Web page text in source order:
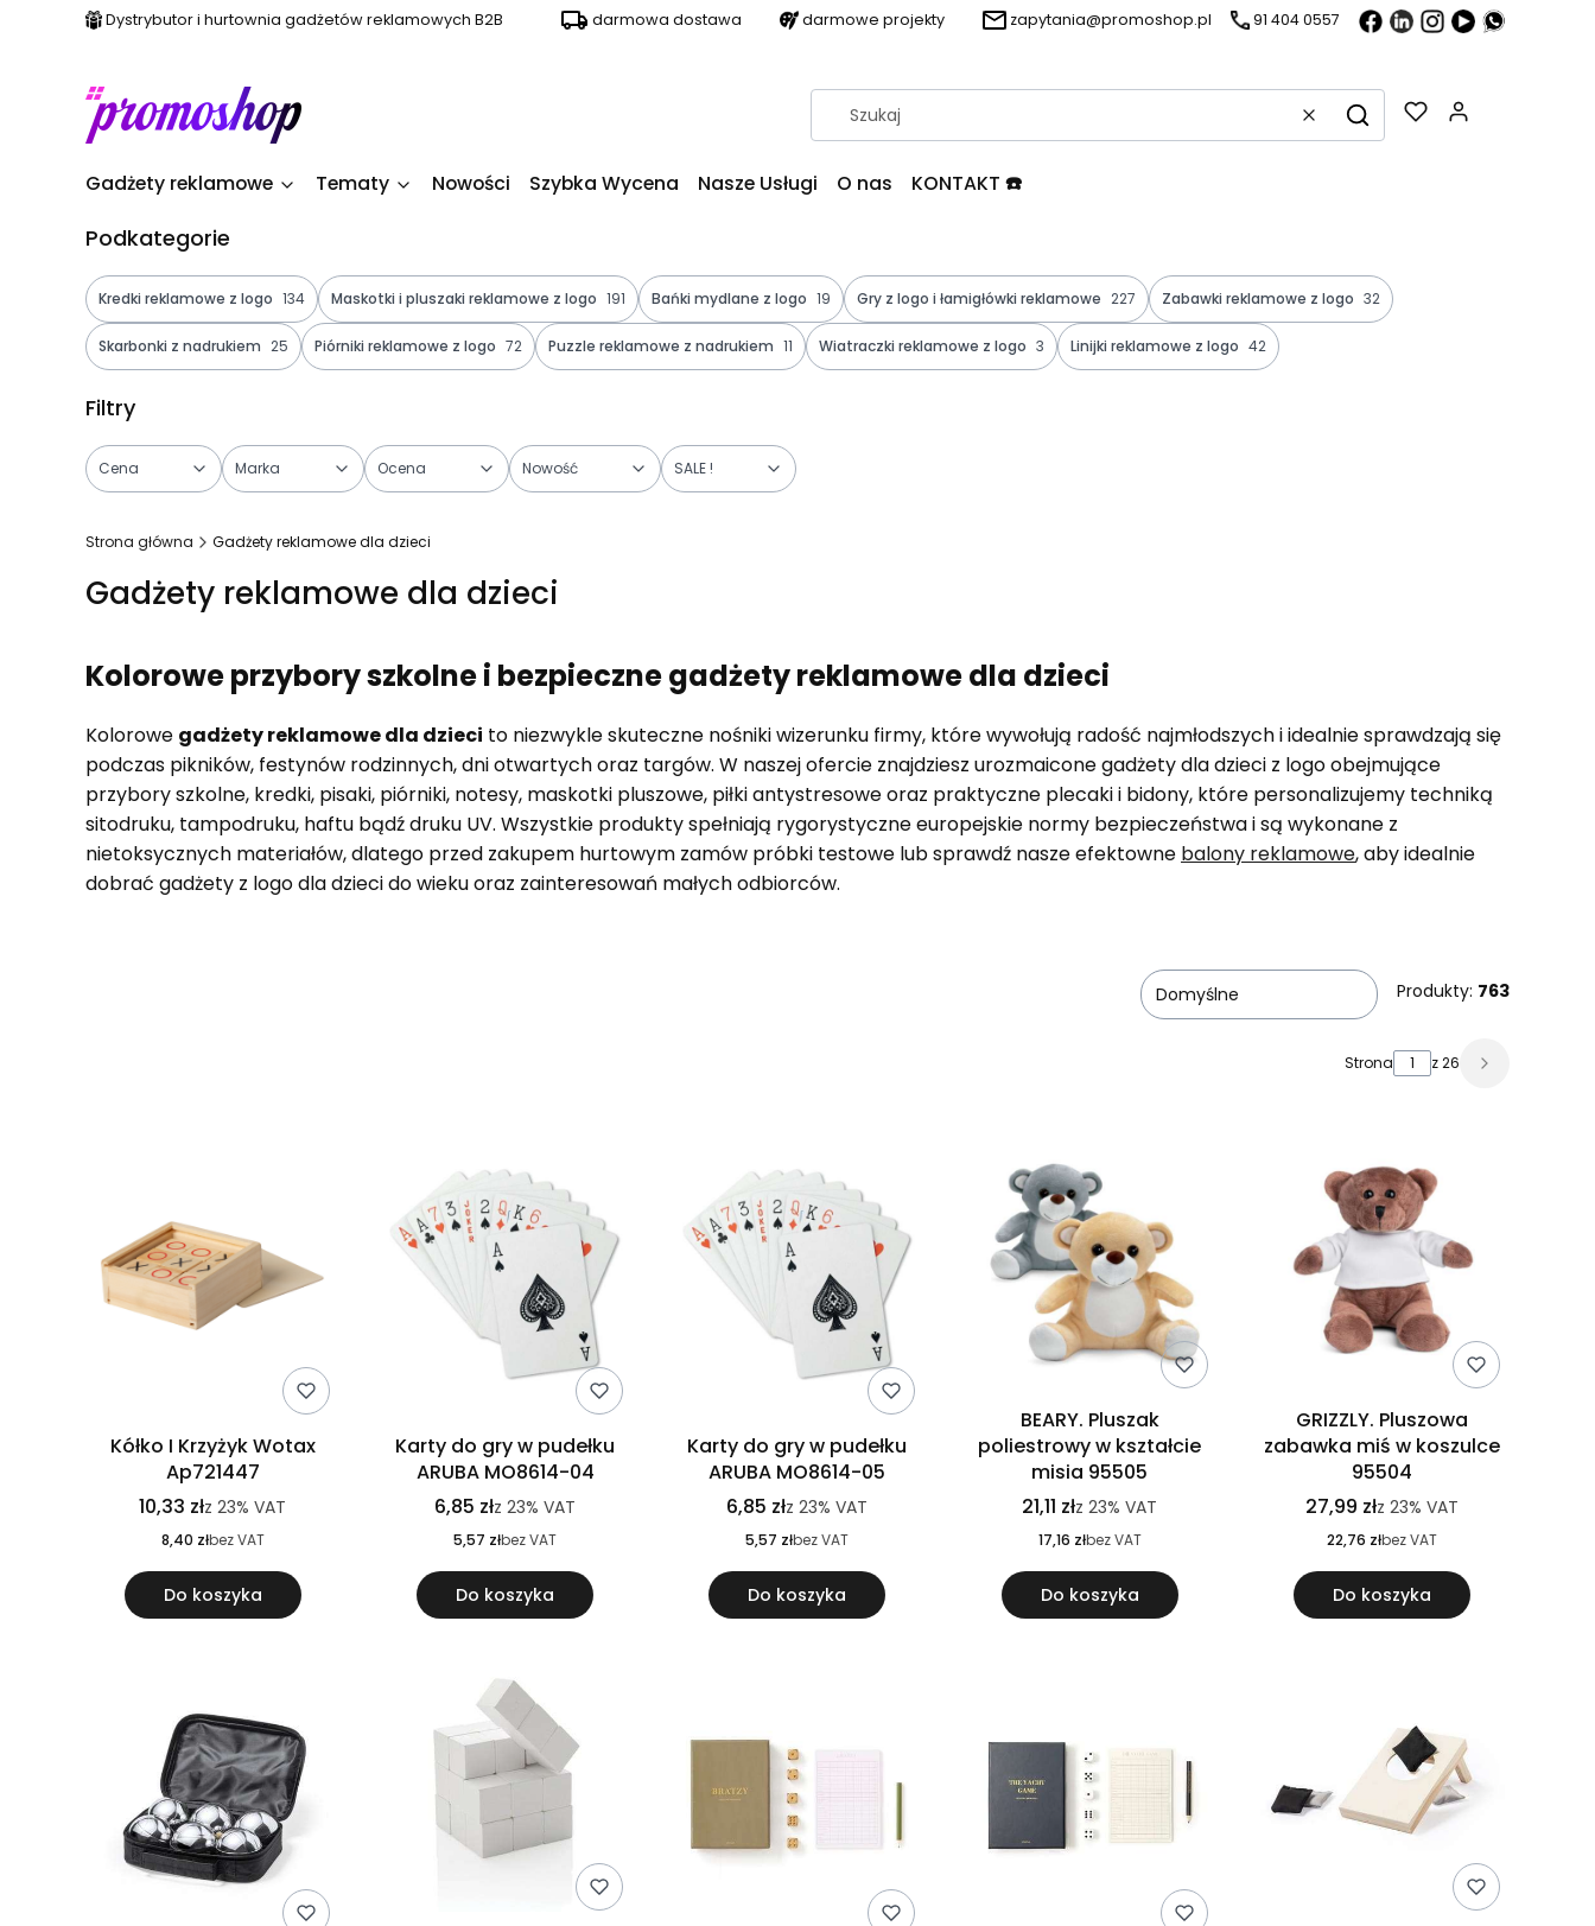
Dystrybutor i hurtownia gadżetów reklamowych B2B darmowa dostawa darmowe projekty zapytania@promoshop.pl 91 404 0557
WyczyśćSzukaj
Gadżety reklamowe Tematy Nowości Szybka Wycena Nasze Usługi O nas KONTAKT ☎️
Podkategorie
Kredki reklamowe z logo 134 Maskotki i pluszaki reklamowe z logo 191 Bańki mydlane z logo 19 Gry z logo i łamigłówki reklamowe 227 Zabawki reklamowe z logo 32
Skarbonki z nadrukiem 25 Piórniki reklamowe z logo 72 Puzzle reklamowe z nadrukiem 11 Wiatraczki reklamowe z logo 3 Linijki reklamowe z logo 42
Filtry
Cena Marka Ocena Nowość SALE !
Strona główna Gadżety reklamowe dla dzieci
Gadżety reklamowe dla dzieci
Kolorowe przybory szkolne i bezpieczne gadżety reklamowe dla dzieci
Kolorowe gadżety reklamowe dla dzieci to niezwykle skuteczne nośniki wizerunku firmy, które wywołują radość najmłodszych i idealnie sprawdzają się
podczas pikników, festynów rodzinnych, dni otwartych oraz targów. W naszej ofercie znajdziesz urozmaicone gadżety dla dzieci z logo obejmujące
przybory szkolne, kredki, pisaki, piórniki, notesy, maskotki pluszowe, piłki antystresowe oraz praktyczne plecaki i bidony, które personalizujemy techniką
sitodruku, tampodruku, haftu bądź druku UV. Wszystkie produkty spełniają rygorystyczne europejskie normy bezpieczeństwa i są wykonane z
nietoksycznych materiałów, dlatego przed zakupem hurtowym zamów próbki testowe lub sprawdź nasze efektowne balony reklamowe, aby idealnie
dobrać gadżety z logo dla dzieci do wieku oraz zainteresowań małych odbiorców.
Domyślne Produkty: 763
Strona z 26
Kółko I Krzyżyk Wotax
Ap721447
10,33 złz23% VAT
8,40 złbez VAT
Do koszyka
Karty do gry w pudełku
ARUBA MO8614-04
6,85 złz23% VAT
5,57 złbez VAT
Do koszyka
Karty do gry w pudełku
ARUBA MO8614-05
6,85 złz23% VAT
5,57 złbez VAT
Do koszyka
BEARY. Pluszak
poliestrowy w kształcie
misia 95505
21,11 złz23% VAT
17,16 złbez VAT
Do koszyka
GRIZZLY. Pluszowa
zabawka miś w koszulce
95504
27,99 złz23% VAT
22,76 złbez VAT
Do koszyka